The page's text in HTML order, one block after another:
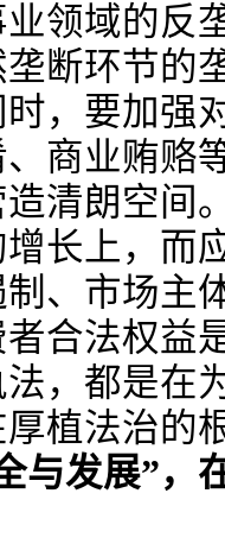
领域的反
断环节的
，要加强
商业贿赂
清朗空间
长上，而
、市场主
合法权益
，都是在
植法治的
与发展”